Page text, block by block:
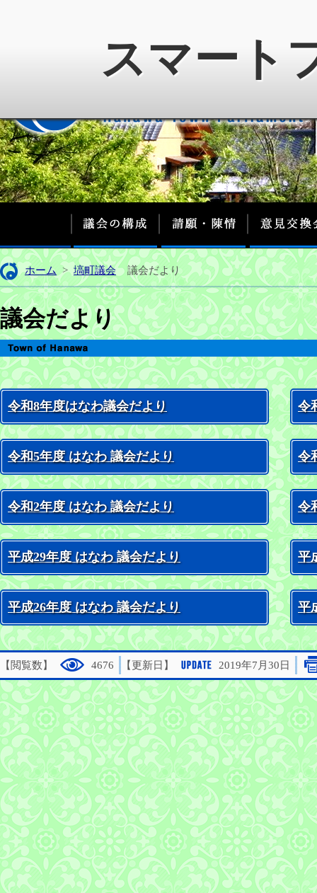
スマート
議会の構成 請願・陳情
ホーム > 塙町議会 議会だより
議会だより
令和8年度はなわ議会だより 令
令和5年度 はなわ 議会だより 令
令和2年度 はなわ 議会だより 令
平成29年度 はなわ 議会だより 平
平成26年度 はなわ 議会だより 平
【閲覧数】 4676 【更新日】 2019年7月30日